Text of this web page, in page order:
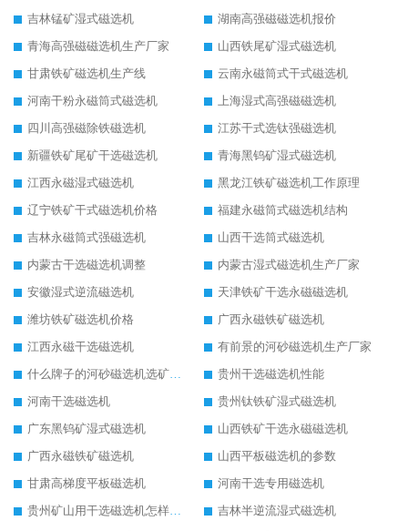
吉林锰矿湿式磁选机
湖南高强磁磁选机报价
青海高强磁磁选机生产厂家
山西铁尾矿湿式磁选机
甘肃铁矿磁选机生产线
云南永磁筒式干式磁选机
河南干粉永磁筒式磁选机
上海湿式高强磁磁选机
四川高强磁除铁磁选机
江苏干式选钛强磁选机
新疆铁矿尾矿干选磁选机
青海黑钨矿湿式磁选机
江西永磁湿式磁选机
黑龙江铁矿磁选机工作原理
辽宁铁矿干式磁选机价格
福建永磁筒式磁选机结构
吉林永磁筒式强磁选机
山西干选筒式磁选机
内蒙古干选磁选机调整
内蒙古湿式磁选机生产厂家
安徽湿式逆流磁选机
天津铁矿干选永磁磁选机
潍坊铁矿磁选机价格
广西永磁铁矿磁选机
江西永磁干选磁选机
有前景的河砂磁选机生产厂家
什么牌子的河砂磁选机选矿效果好
贵州干选磁选机性能
河南干选磁选机
贵州钛铁矿湿式磁选机
广东黑钨矿湿式磁选机
山西铁矿干选永磁磁选机
广西永磁铁矿磁选机
山西平板磁选机的参数
甘肃高梯度平板磁选机
河南干选专用磁选机
贵州矿山用干选磁选机怎样调磁
吉林半逆流湿式磁选机